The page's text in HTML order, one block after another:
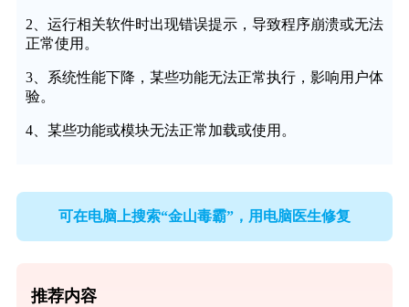
2、运行相关软件时出现错误提示，导致程序崩溃或无法
正常使用。
3、系统性能下降，某些功能无法正常执行，影响用户体
验。
4、某些功能或模块无法正常加载或使用。
可在电脑上搜索“金山毒霸”，用电脑医生修复
推荐内容